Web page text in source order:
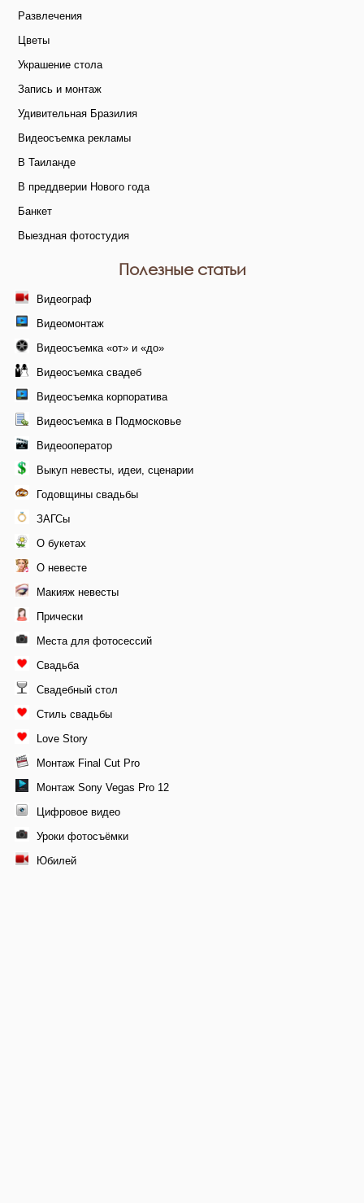
Развлечения
Цветы
Украшение стола
Запись и монтаж
Удивительная Бразилия
Видеосъемка рекламы
В Таиланде
В преддверии Нового года
Банкет
Выездная фотостудия
Полезные статьи
Видеограф
Видеомонтаж
Видеосъемка «от» и «до»
Видеосъемка свадеб
Видеосъемка корпоратива
Видеосъемка в Подмосковье
Видеооператор
Выкуп невесты, идеи, сценарии
Годовщины свадьбы
ЗАГСы
О букетах
О невесте
Макияж невесты
Прически
Места для фотосессий
Свадьба
Свадебный стол
Стиль свадьбы
Love Story
Монтаж Final Cut Pro
Монтаж Sony Vegas Pro 12
Цифровое видео
Уроки фотосъёмки
Юбилей